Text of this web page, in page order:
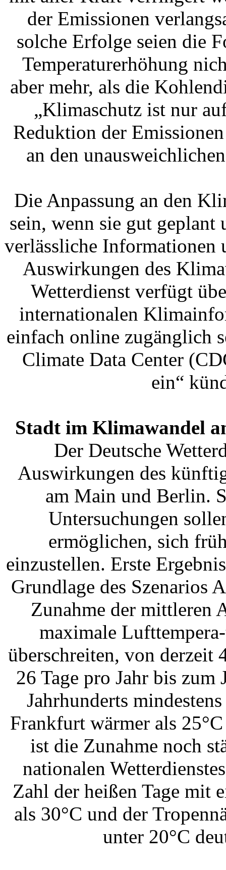
der Emissionen
solche Erfolge seien die
Temperaturerhöhung
aber mehr, als die
„Klimaschutz ist nur
Reduktion der
an den
Die Anpassung an den
sein, wenn sie gut geplant
verlässliche Informationen
Auswirkungen des
Wetterdienst verfügt
internationalen
einfach online zugänglich
Climate Data Center
ein“
Stadt im Klimawandel
Der Deutsche
Auswirkungen des
am Main und Berlin.
Untersuchungen
ermöglichen, sich
einzustellen. Erste
Grundlage des Szenarios
Zunahme der mittleren
maximale
überschreiten, von derzeit
26 Tage pro Jahr bis
Jahrhunderts
Frankfurt wärmer als
ist die Zunahme noch
nationalen
Zahl der heißen Tage mit
als 30°C und der
unter 20°C